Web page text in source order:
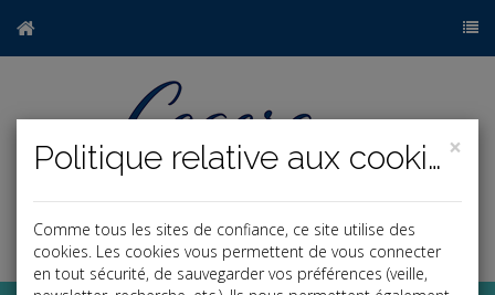
a
×
Politique relative aux cookies
Comme tous les sites de confiance, ce site utilise des
cookies. Les cookies vous permettent de vous connecter
en tout sécurité, de sauvegarder vos préférences (veille,